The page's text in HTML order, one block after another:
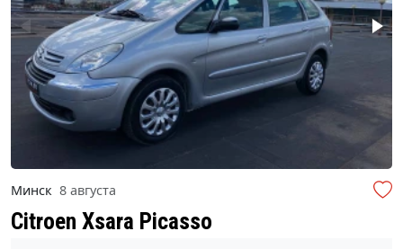
Минск 8 августа
Citroen Xsara Picasso